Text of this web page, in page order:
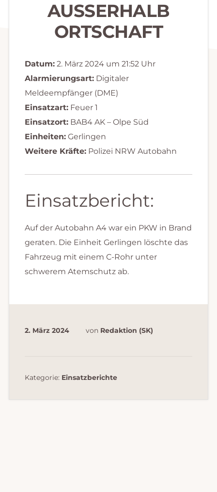
AUSSERHALB O
RTSCHAFT
Datum:2. März 2024 um 21:52 Uhr
Alarmierungsart:Digitaler
Meldeempfänger (DME)
Einsatzart:Feuer 1
Einsatzort:BAB4 AK – Olpe Süd
Einheiten:Gerlingen
Weitere Kräfte:Polizei NRW Autobahn
Einsatzbericht:
Auf der Autobahn A4 war ein PKW in Brand
geraten. Die Einheit Gerlingen löschte das
Fahrzeug mit einem C-Rohr unter
schwerem Atemschutz ab.
2. März 2024 von Redaktion (SK)
Kategorie: Einsatzberichte